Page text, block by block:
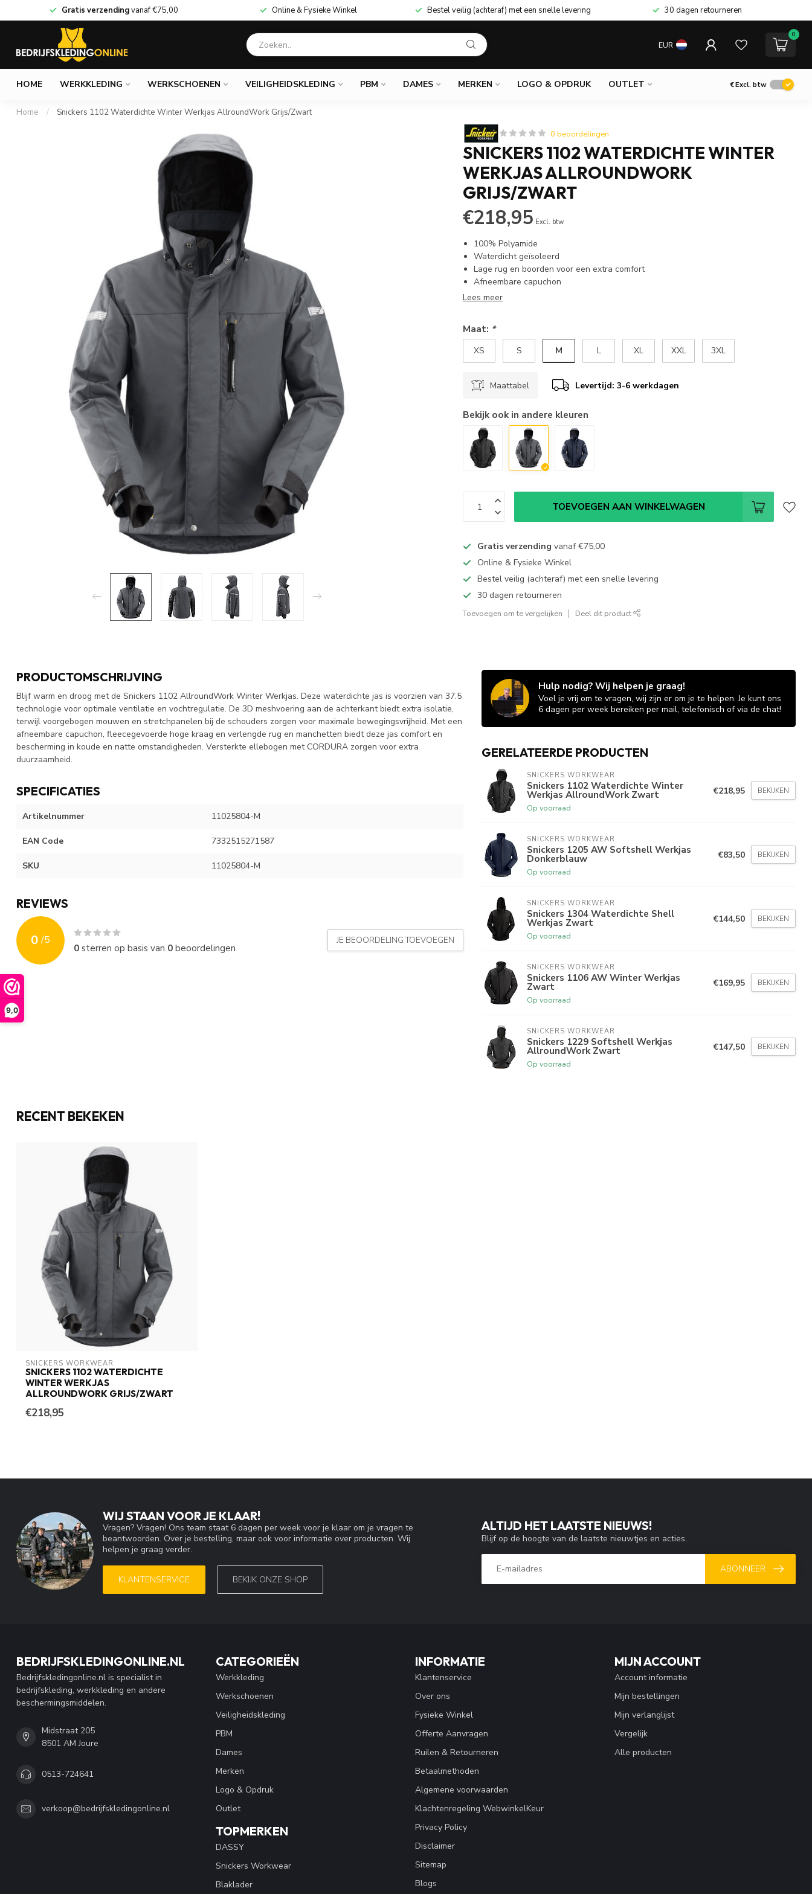
9,0
Gratis verzendingvanaf€75,00 Online & Fysieke Winkel Bestel veilig (achteraf) met een snelle levering 30 dagen retourneren
EUR
0
HOME WERKKLEDING WERKSCHOENEN VEILIGHEIDSKLEDING PBM DAMES MERKEN LOGO & OPDRUK OUTLET €Excl. btw
Home / Snickers 1102 Waterdichte Winter Werkjas AllroundWork Grijs/Zwart
0 beoordelingen
SNICKERS 1102 WATERDICHTE WINTER
WERKJAS ALLROUNDWORK
GRIJS/ZWART
€218,95 Excl. btw
100% Polyamide
Waterdicht geïsoleerd
Lage rug en boorden voor een extra comfort
Afneembare capuchon
Lees meer
Maat: *
XS S M L XL XXL 3XL
Maattabel Levertijd: 3-6 werkdagen
Bekijk ook in andere kleuren
TOEVOEGEN AAN WINKELWAGEN
Gratis verzending vanaf€75,00
Online & Fysieke Winkel
Bestel veilig (achteraf) met een snelle levering
30 dagen retourneren
Toevoegen om te vergelijken Deel dit product
PRODUCTOMSCHRIJVING
Blijf warm en droog met de Snickers 1102 AllroundWork Winter Werkjas. Deze waterdichte jas is voorzien van 37.5
technologie voor optimale ventilatie en vochtregulatie. De 3D meshvoering aan de achterkant biedt extra isolatie,
terwijl voorgebogen mouwen en stretchpanelen bij de schouders zorgen voor maximale bewegingsvrijheid. Met een
afneembare capuchon, fleecegevoerde hoge kraag en verlengde rug en manchetten biedt deze jas comfort en
bescherming in koude en natte omstandigheden. Versterkte ellebogen met CORDURA zorgen voor extra
duurzaamheid.
SPECIFICATIES
Artikelnummer 11025804-M
EAN Code 7332515271587
SKU 11025804-M
REVIEWS
0 /5
0sterren op basis van 0beoordelingen
JE BEOORDELING TOEVOEGEN
Hulp nodig? Wij helpen je graag!
Voel je vrij om te vragen, wij zijn er om je te helpen. Je kunt ons
6 dagen per week bereiken per mail, telefonisch of via de chat!
GERELATEERDE PRODUCTEN
SNICKERS WORKWEAR
Snickers 1102 Waterdichte Winter
Werkjas AllroundWork Zwart
Op voorraad
€218,95 BEKIJKEN
SNICKERS WORKWEAR
Snickers 1205 AW Softshell Werkjas
Donkerblauw
Op voorraad
€83,50 BEKIJKEN
SNICKERS WORKWEAR
Snickers 1304 Waterdichte Shell
Werkjas Zwart
Op voorraad
€144,50 BEKIJKEN
SNICKERS WORKWEAR
Snickers 1106 AW Winter Werkjas
Zwart
Op voorraad
€169,95 BEKIJKEN
SNICKERS WORKWEAR
Snickers 1229 Softshell Werkjas
AllroundWork Zwart
Op voorraad
€147,50 BEKIJKEN
RECENT BEKEKEN
SNICKERS WORKWEAR
SNICKERS 1102 WATERDICHTE
WINTER WERKJAS
ALLROUNDWORK GRIJS/ZWART
€218,95
WIJ STAAN VOOR JE KLAAR!
Vragen? Vragen! Ons team staat 6 dagen per week voor je klaar om je vragen te
beantwoorden. Over je bestelling, maar ook voor informatie over producten. Wij
helpen je graag verder.
KLANTENSERVICE BEKIJK ONZE SHOP
ALTIJD HET LAATSTE NIEUWS!
Blijf op de hoogte van de laatste nieuwtjes en acties.
ABONNEER
BEDRIJFSKLEDINGONLINE.NL
Bedrijfskledingonline.nl is specialist in
bedrijfskleding, werkkleding en andere
beschermingsmiddelen.
Midstraat 205
8501 AM Joure
0513-724641
verkoop@bedrijfskledingonline.nl
CATEGORIEËN
Werkkleding
Werkschoenen
Veiligheidskleding
PBM
Dames
Merken
Logo & Opdruk
Outlet
TOPMERKEN
DASSY
Snickers Workwear
Blaklader
INFORMATIE
Klantenservice
Over ons
Fysieke Winkel
Offerte Aanvragen
Ruilen & Retourneren
Betaalmethoden
Algemene voorwaarden
Klachtenregeling WebwinkelKeur
Privacy Policy
Disclaimer
Sitemap
Blogs
MIJN ACCOUNT
Account informatie
Mijn bestellingen
Mijn verlanglijst
Vergelijk
Alle producten